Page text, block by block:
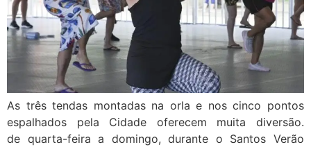
As três tendas montadas na orla e nos cinco pontos
espalhados pela Cidade oferecem muita diversão.
de quarta-feira a domingo, durante o Santos Verão